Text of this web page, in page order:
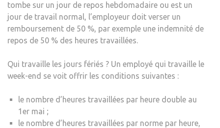
tombe sur un jour de repos hebdomadaire ou est un
jour de travail normal, l’employeur doit verser un
remboursement de 50 %, par exemple une indemnité de
repos de 50 % des heures travaillées.
Qui travaille les jours fériés ? Un employé qui travaille le
week-end se voit offrir les conditions suivantes :
le nombre d’heures travaillées par heure double au
1er mai ;
le nombre d’heures travaillées par norme par heure,